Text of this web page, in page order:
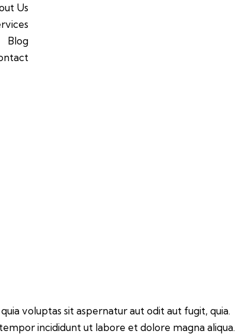
Us
Blog
voluptas sit aspernatur aut odit aut fugit, quia.
incididunt ut labore et dolore magna aliqua.